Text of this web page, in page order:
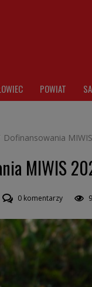
POWIAT
Dofinansowania
MIWIS
0 komentarzy